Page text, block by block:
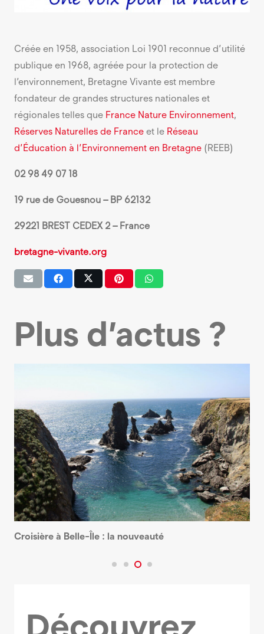
Créée en 1958, association Loi 1901 reconnue d’utilité
publique en 1968, agréée pour la protection de
l’environnement, Bretagne Vivante est membre
fondateur de grandes structures nationales et
régionales telles que France Nature Environnement,
Réserves Naturelles de France et le Réseau
d’Éducation à l’Environnement en Bretagne (REEB)
02 98 49 07 18
19 rue de Gouesnou – BP 62132
29221 BREST CEDEX 2 – France
bretagne-vivante.org
Plus d’actus ?
Croisière à Belle-Île : la nouveauté